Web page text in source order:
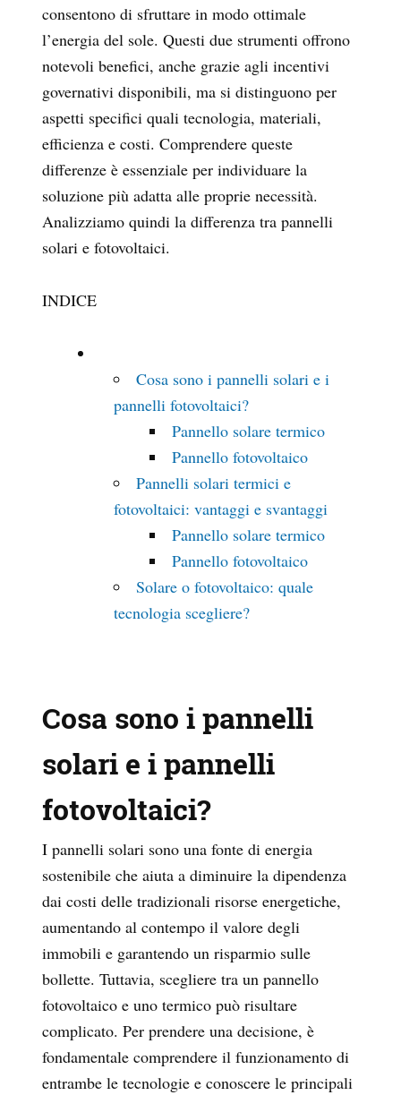
consentono di sfruttare in modo ottimale
l’energia del sole. Questi due strumenti offrono
notevoli benefici, anche grazie agli incentivi
governativi disponibili, ma si distinguono per
aspetti specifici quali tecnologia, materiali,
efficienza e costi. Comprendere queste
differenze è essenziale per individuare la
soluzione più adatta alle proprie necessità.
Analizziamo quindi la differenza tra pannelli
solari e fotovoltaici.
INDICE
Cosa sono i pannelli solari e i
pannelli fotovoltaici?
Pannello solare termico
Pannello fotovoltaico
Pannelli solari termici e
fotovoltaici: vantaggi e svantaggi
Pannello solare termico
Pannello fotovoltaico
Solare o fotovoltaico: quale
tecnologia scegliere?
Cosa sono i pannelli
solari e i pannelli
fotovoltaici?
I pannelli solari sono una fonte di energia
sostenibile che aiuta a diminuire la dipendenza
dai costi delle tradizionali risorse energetiche,
aumentando al contempo il valore degli
immobili e garantendo un risparmio sulle
bollette. Tuttavia, scegliere tra un pannello
fotovoltaico e uno termico può risultare
complicato. Per prendere una decisione, è
fondamentale comprendere il funzionamento di
entrambe le tecnologie e conoscere le principali